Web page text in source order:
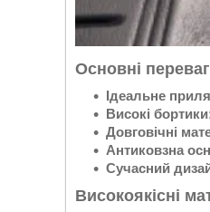
Основні
Ідеальне
Високі
Довговічні
Антиковзна
Сучасний
Високоякісні